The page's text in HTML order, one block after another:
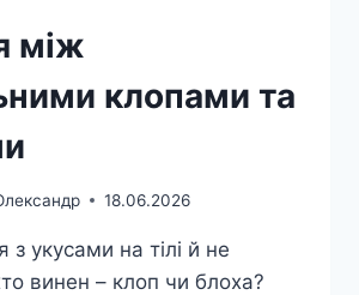
між
клопами та
18.06.2026
з укусами на тілі й не
винен – клоп чи блоха?